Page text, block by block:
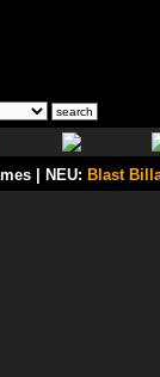
| NEU: Blast